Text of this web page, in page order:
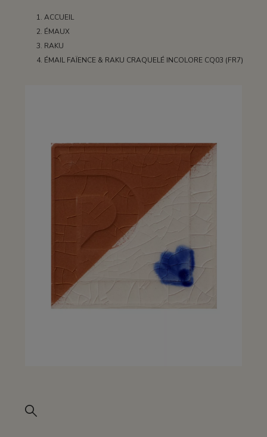
ACCUEIL
ÉMAUX
RAKU
ÉMAIL FAÏENCE & RAKU CRAQUELÉ INCOLORE CQ03 (FR7)